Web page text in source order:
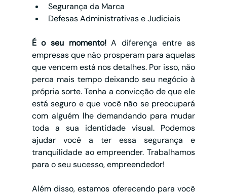
Segurança da Marca
Defesas Administrativas e Judiciais
É o seu momento! A diferença entre as
empresas que não prosperam para aquelas
que vencem está nos detalhes. Por isso, não
perca mais tempo deixando seu negócio à
própria sorte. Tenha a convicção de que ele
está seguro e que você não se preocupará
com alguém lhe demandando para mudar
toda a sua identidade visual. Podemos
ajudar você a ter essa segurança e
tranquilidade ao empreender. Trabalhamos
para o seu sucesso, empreendedor!
Além disso, estamos oferecendo para você